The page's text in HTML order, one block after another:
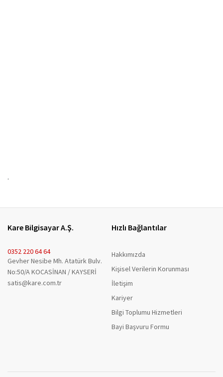
.
Kare Bilgisayar A.Ş.
0352 220 64 64
Gevher Nesibe Mh. Atatürk Bulv.
No:50/A KOCASİNAN / KAYSERİ
satis@kare.com.tr
Hızlı Bağlantılar
Hakkımızda
Kişisel Verilerin Korunması
İletişim
Kariyer
Bilgi Toplumu Hizmetleri
Bayi Başvuru Formu